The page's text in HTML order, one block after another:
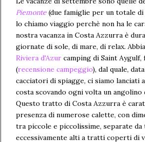
Piemonte (due famiglie per un totale
lo chiamo viaggio perchè non ha le
nostra vacanza in Costa Azzurra è
giornate di sole, di mare, di relax.
Riviera d'Azur camping di Saint
(recensione campeggio), dal quale,
cacciatori di spiagge, ci siamo lanciati
costa scovando ogni volta un angolino
Questo tratto di Costa Azzurra è
presenza di numerose calette, con
tra piccole e piccolissime, separate
eccessivamente alti a tratti coperti di